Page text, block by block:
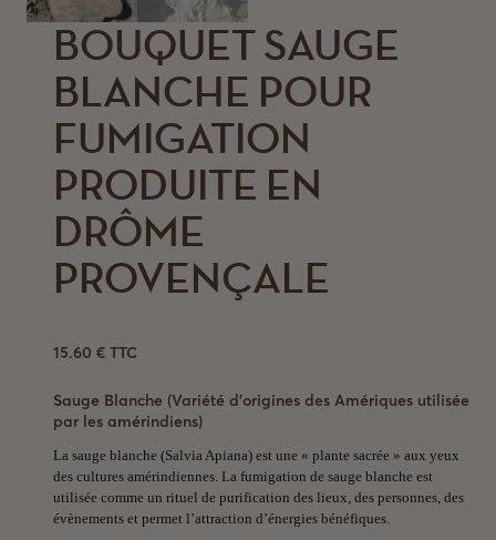
BOUQUET SAUGE
BLANCHE POUR
FUMIGATION
PRODUITE EN
DRÔME
PROVENÇALE
15.60 € TTC
Sauge Blanche (Variété d’origines des Amériques utilisée
par les amérindiens)
La sauge blanche (Salvia Apiana) est une « plante sacrée » aux yeux
des cultures amérindiennes. La fumigation de sauge blanche est
utilisée comme un rituel de purification des lieux, des personnes, des
évènements et permet l’attraction d’énergies bénéfiques.